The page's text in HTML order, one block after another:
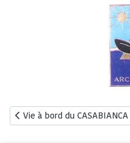
Article précédent : Vie à bord
Vie à bord du CASABIANCA